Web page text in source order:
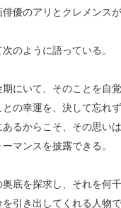
優のアリとクレメンス
のように語っている。
期にいて、そのことを自
の幸運を、決して忘れ
るからこそ、その思い
マンスを披露できる。
底を探求し、それを何
引き出してくれる人物